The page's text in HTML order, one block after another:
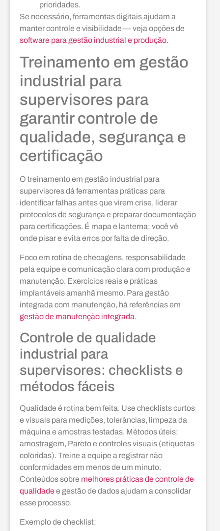
prioridades.
Se necessário, ferramentas digitais ajudam a
manter controle e visibilidade — veja opções de
software para gestão industrial e produção.
Treinamento em gestão
industrial para
supervisores para
garantir controle de
qualidade, segurança e
certificação
O treinamento em gestão industrial para
supervisores dá ferramentas práticas para
identificar falhas antes que virem crise, liderar
protocolos de segurança e preparar documentação
para certificações. É mapa e lanterna: você vê
onde pisar e evita erros por falta de direção.
Foco em rotina de checagens, responsabilidade
pela equipe e comunicação clara com produção e
manutenção. Exercícios reais e práticas
implantáveis amanhã mesmo. Para gestão
integrada com manutenção, há referências em
gestão de manutenção integrada.
Controle de qualidade
industrial para
supervisores: checklists e
métodos fáceis
Qualidade é rotina bem feita. Use checklists curtos
e visuais para medições, tolerâncias, limpeza da
máquina e amostras testadas. Métodos úteis:
amostragem, Pareto e controles visuais (etiquetas
coloridas). Treine a equipe a registrar não
conformidades em menos de um minuto.
Conteúdos sobre melhores práticas de controle de
qualidadee gestão de dados ajudam a consolidar
esse processo.
Exemplo de checklist: